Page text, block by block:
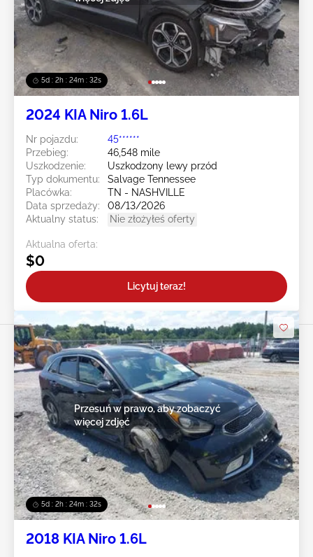
5d : 2h : 24m : 29s
2024 KIA Niro 1.6L
Nr pojazdu:
45******
Przebieg:
46,548 mile
Uszkodzenie:
Uszkodzony lewy przód
Typ dokumentu:
Salvage Tennessee
Placówka:
TN - NASHVILLE
Data sprzedaży:
08/13/2026
Aktualny status:
Nie złożyłeś oferty
Aktualna oferta:
$0
Licytuj teraz!
5d : 2h : 24m : 29s
Przesuń w prawo, aby zobaczyć
więcej zdjęć
2018 KIA Niro 1.6L